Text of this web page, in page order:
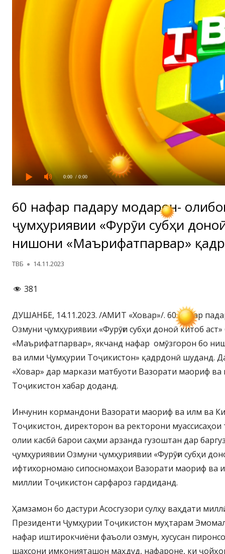
0:00 / 0:00
60 нафар падару модарон-
ҷумҳуриявии «Фурӯғи субҳи
нишони «Маърифатпарвар»
Автор
ТВБ Опубликовано
14.11.2023
381
ДУШАНБЕ, 14.11.2023. /АМИТ «Ховар»/. 60 нафар
Озмуни ҷумҳуриявии «Фурӯғи субҳи доноӣ китоб
«Маърифатпарвар», якчанд нафар омӯзгорон бо
ва илми Ҷумҳурии Тоҷикистон» қадрдонӣ шуданд.
«Ховар» дар маркази матбуоти Вазорати маориф
Тоҷикистон хабар доданд.
Инчунин кормандони Вазорати маориф ва илм ва
Тоҷикистон, директорон ва ректорони
олии касбӣ барои саҳми арзанда гузоштан дар
ҷумҳуриявии Озмуни ҷумҳуриявии «Фурӯғи субҳи
ифтихорномаю сипосномаҳои Вазорати маориф ва
миллии Тоҷикистон сарфароз гардиданд.
Ҳамзамон бо дастури Асосгузори сулҳу ваҳдати
Президенти Ҷумҳурии Тоҷикистон муҳтарам
нафар иштирокчиёни фаъоли озмун, хусусан
шахсони имконияташон маҳдуд, нафароне, ки